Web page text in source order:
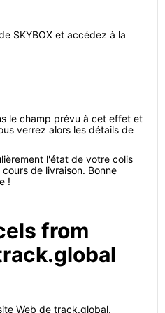
SKYBOX et accédez à la
le champ prévu à cet effet et
verrez alors les détails de
l'état de votre colis
de livraison. Bonne
!
from
Web de track.global.